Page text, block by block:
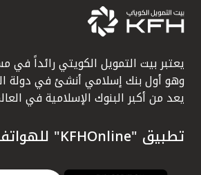
يعتبر بيت التمويل الكويتي رائداً في
يعد من أكبر البنوك الإسلامية في
تطبيق "KFHOnline" للهواتف الذكية